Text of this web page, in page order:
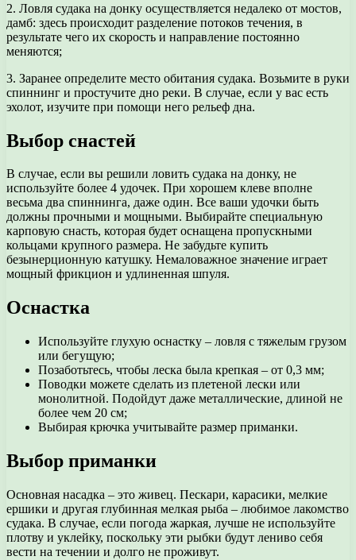
2. Ловля судака на донку осуществляется недалеко от мостов,
дамб: здесь происходит разделение потоков течения, в
результате чего их скорость и направление постоянно
меняются;
3. Заранее определите место обитания судака. Возьмите в руки
спиннинг и простучите дно реки. В случае, если у вас есть
эхолот, изучите при помощи него рельеф дна.
Выбор снастей
В случае, если вы решили ловить судака на донку, не
используйте более 4 удочек. При хорошем клеве вполне
весьма два спиннинга, даже один. Все ваши удочки быть
должны прочными и мощными. Выбирайте специальную
карповую снасть, которая будет оснащена пропускными
кольцами крупного размера. Не забудьте купить
безынерционную катушку. Немаловажное значение играет
мощный фрикцион и удлиненная шпуля.
Оснастка
Используйте глухую оснастку – ловля с тяжелым грузом
или бегущую;
Позаботьтесь, чтобы леска была крепкая – от 0,3 мм;
Поводки можете сделать из плетеной лески или
монолитной. Подойдут даже металлические, длиной не
более чем 20 см;
Выбирая крючка учитывайте размер приманки.
Выбор приманки
Основная насадка – это живец. Пескари, карасики, мелкие
ершики и другая глубинная мелкая рыба – любимое лакомство
судака. В случае, если погода жаркая, лучше не используйте
плотву и уклейку, поскольку эти рыбки будут лениво себя
вести на течении и долго не проживут.